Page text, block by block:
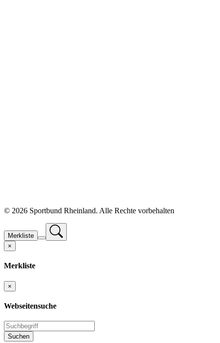
© 2026 Sportbund Rheinland. Alle Rechte vorbehalten
Merkliste
×
Merkliste
×
Webseitensuche